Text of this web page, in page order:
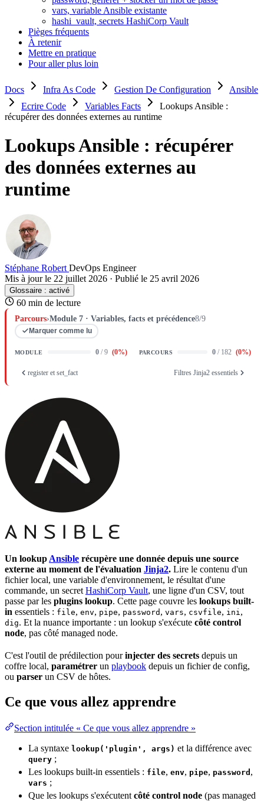
vars, variable Ansible existante
hashi_vault, secrets HashiCorp Vault
Pièges fréquents
À retenir
Mettre en pratique
Pour aller plus loin
Docs Infra As Code Gestion De Configuration
Ansible
Ecrire Code
Variables Facts
Lookups Ansible :
récupérer des données externes au runtime
Lookups Ansible : récupérer
des données externes au
runtime
Stéphane Robert DevOps Engineer
Mis à jour le 22 juillet 2026 · Publié le 25 avril 2026
Glossaire : activé
60 min de lecture
Parcours›Module 7 · Variables, facts et précédence8/9
Marquer comme lu
MODULE 0 / 9 (0%) PARCOURS 0 / 182 (0%)
register et set_fact Filtres Jinja2 essentiels
Un lookup Ansible récupère une donnée depuis une source
externe au moment de l'évaluation Jinja2. Lire le contenu d'un
fichier local, une variable d'environnement, le résultat d'une
commande, un secret HashiCorp Vault, une ligne d'un CSV, tout
passe par les plugins lookup. Cette page couvre les lookups built-
in essentiels : file, env, pipe, password , vars, csvfile, ini ,
dig. Et la nuance importante : un lookup s'exécute côté control
node, pas côté managed node.
C'est l'outil de prédilection pourinjecter des secrets depuis un
coffre local, paramétrer un playbook depuis un fichier de config,
ou parser un CSV de hôtes.
Ce que vous allez apprendre
Section intitulée « Ce que vous allez apprendre »
La syntaxe lookup('plugin', args) et la différence avec
query ;
Les lookups built-in essentiels : file, env, pipe, password ,
vars ;
Que les lookups s'exécutent côté control node (pas managed